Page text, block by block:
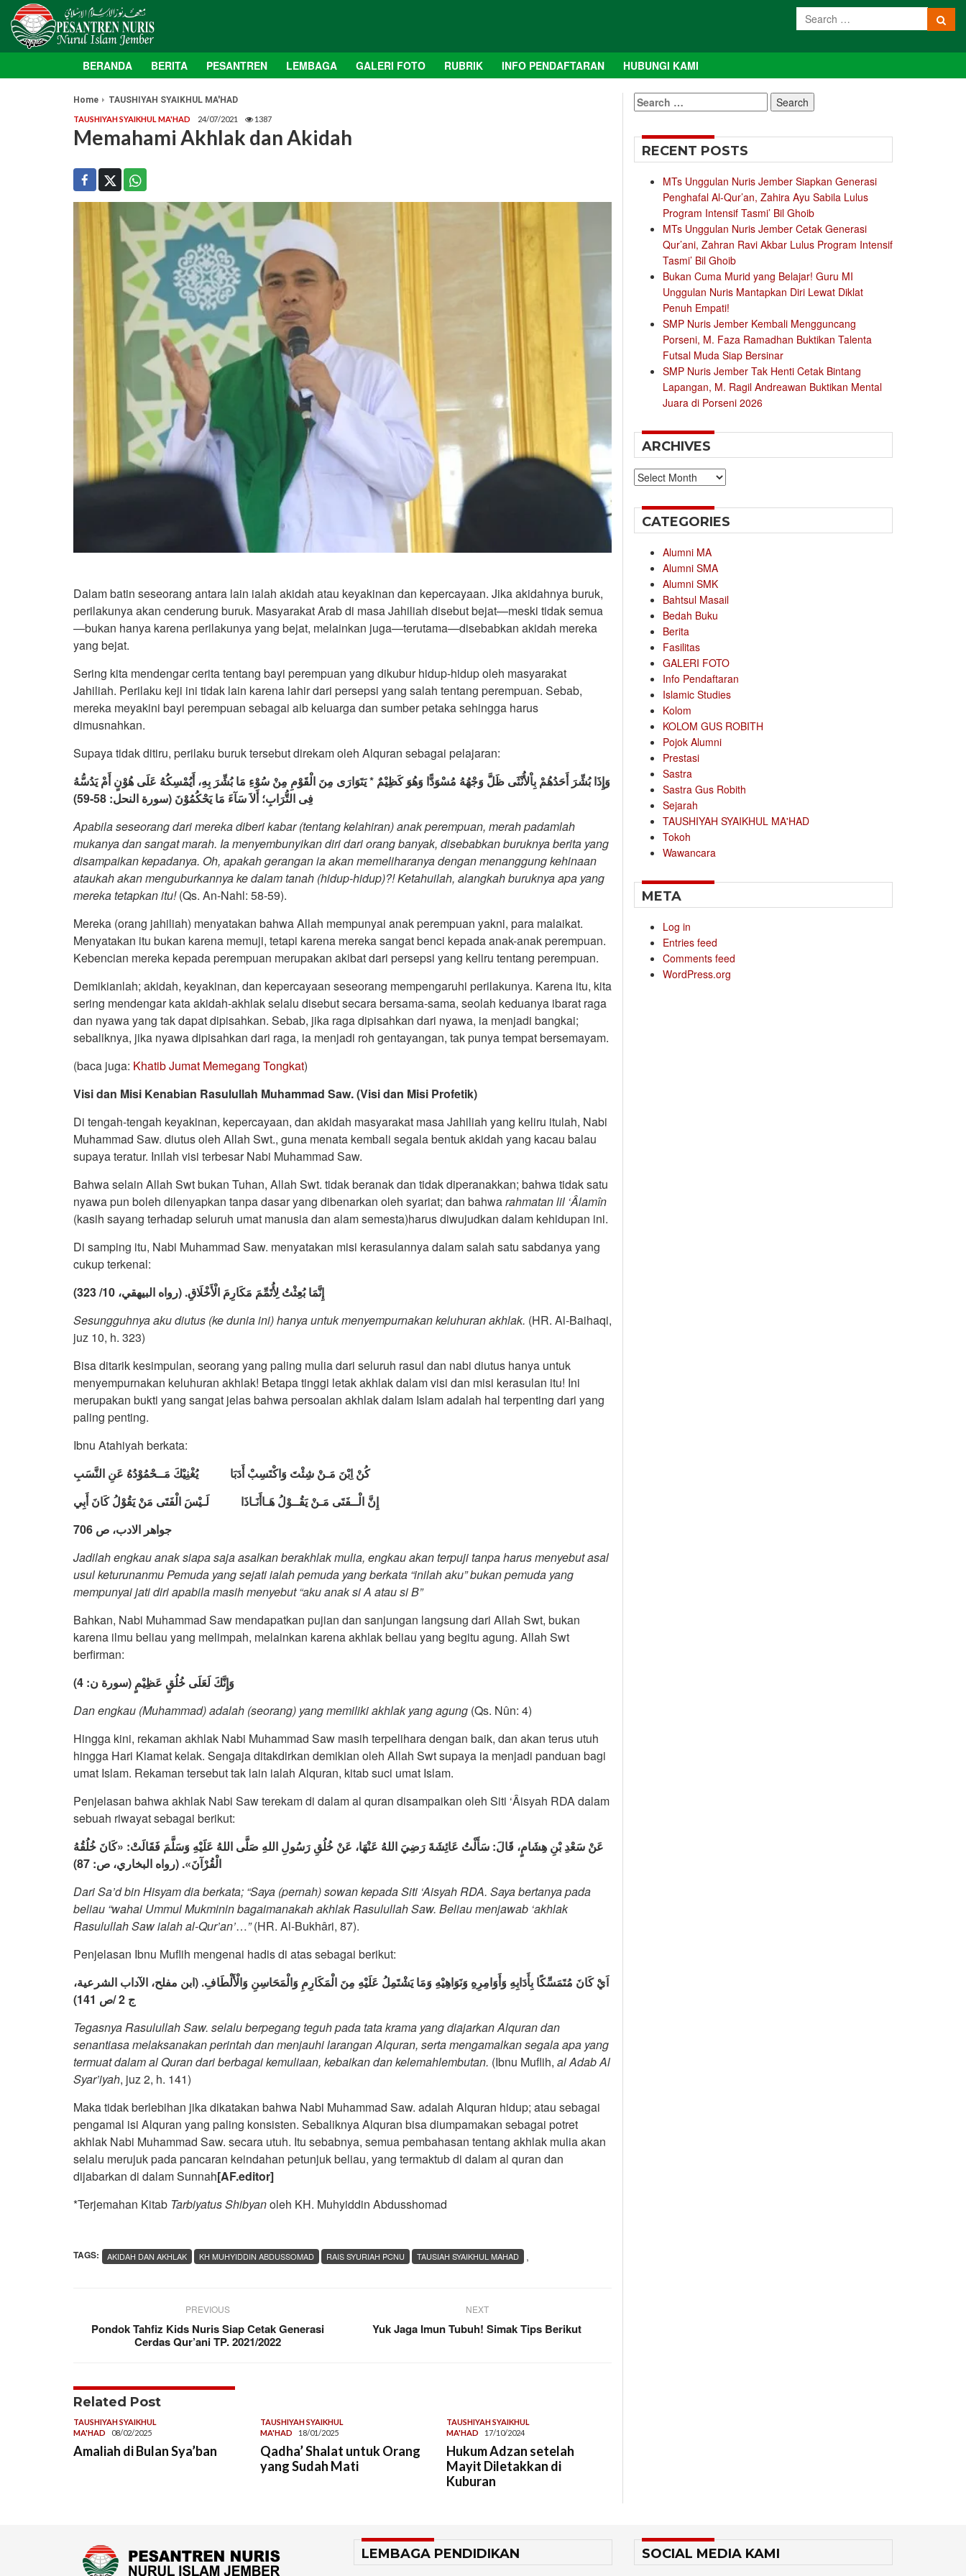
BERANDA BERITA PESANTREN LEMBAGA GALERI FOTO RUBRIK INFO PENDAFTARAN HUBUNGI KAMI
Home TAUSHIYAH SYAIKHUL MA'HAD
TAUSHIYAH SYAIKHUL MA'HAD 24/07/2021 1387
Memahami Akhlak dan Akidah
Dalam batin seseorang antara lain ialah akidah atau keyakinan dan kepercayaan. Jika akidahnya buruk,
perilakunya akan cenderung buruk. Masyarakat Arab di masa Jahiliah disebut bejat—meski tidak semua
—bukan hanya karena perilakunya yang bejat, melainkan juga—terutama—disebabkan akidah mereka
yang bejat.
Sering kita mendengar cerita tentang bayi perempuan yang dikubur hidup-hidup oleh masyarakat
Jahiliah. Perilaku keji ini tidak lain karena lahir dari persepsi yang salah tentang perempuan. Sebab,
mereka meyakini bayi perempuan sebagai aib keluarga dan sumber petaka sehingga harus
dimusnahkan.
Supaya tidak ditiru, perilaku buruk tersebut direkam oleh Alquran sebagai pelajaran:
وَإِذَا بُشِّرَ أَحَدُهُمْ بِاْلأُنْثَى ظَلَّ وَجْهُهُ مُسْوَدًّا وَهُوَ كَظِيْمٌ * يَتَوَارَى مِنَ الْقَوْمِ مِنْ سُوْءِ مَا بُشِّرَ بِهِ، أَيُمْسِكُهُ عَلَى هُوْنٍ أَمْ يَدُسُّهُ
فِى التُّرَابِ؛ أَلاَ سَآءَ مَا يَحْكُمُوْنَ (سورة النحل: 58-59)
Apabila seseorang dari mereka diberi kabar (tentang kelahiran)anak perempuan, merah padamlah
mukanya dan sangat marah. Ia menyembunyikan diri dari orang banyak, disebabkan buruknya berita yang
disampaikan kepadanya. Oh, apakah gerangan ia akan memeliharanya dengan menanggung kehinaan
ataukah akan menguburkannya ke dalam tanah (hidup-hidup)?! Ketahuilah, alangkah buruknya apa yang
mereka tetapkan itu!(Qs. An-Nahl: 58-59).
Mereka (orang jahiliah) menyatakan bahwa Allah mempunyai anak perempuan yakni, para malaikat.
Menyatakan itu bukan karena memuji, tetapi karena mereka sangat benci kepada anak-anak perempuan.
Kebencian mereka kepada perempuan merupakan akibat dari persepsi yang keliru tentang perempuan.
Demikianlah; akidah, keyakinan, dan kepercayaan seseorang mempengaruhi perilakunya. Karena itu, kita
sering mendengar kata akidah-akhlak selalu disebut secara bersama-sama, seolah keduanya ibarat raga
dan nyawa yang tak dapat dipisahkan. Sebab, jika raga dipisahkan dari nyawa, ia menjadi bangkai;
sebaliknya, jika nyawa dipisahkan dari raga, ia menjadi roh gentayangan, tak punya tempat bersemayam.
(baca juga: Khatib Jumat Memegang Tongkat)
Visi dan Misi Kenabian Rasulullah Muhammad Saw. (Visi dan Misi Profetik)
Di tengah-tengah keyakinan, kepercayaan, dan akidah masyarakat masa Jahiliah yang keliru itulah, Nabi
Muhammad Saw. diutus oleh Allah Swt., guna menata kembali segala bentuk akidah yang kacau balau
supaya teratur. Inilah visi terbesar Nabi Muhammad Saw.
Bahwa selain Allah Swt bukan Tuhan, Allah Swt. tidak beranak dan tidak diperanakkan; bahwa tidak satu
nyawa pun boleh dilenyapkan tanpa dasar yang dibenarkan oleh syariat; dan bahwarahmatan lil ‘Âlamîn
(kasih sayang terhadap seluruh umat manusia dan alam semesta)harus diwujudkan dalam kehidupan ini.
Di samping itu, Nabi Muhammad Saw. menyatakan misi kerasulannya dalam salah satu sabdanya yang
cukup terkenal:
إِنَّمَا بُعِثْتُ لِأُتَمِّمَ مَكَارِمَ الْأَخْلَاقِ. (رواه البيهقي، 10/ 323)
Sesungguhnya aku diutus (ke dunia ini) hanya untuk menyempurnakankeluhuran akhlak. (HR. Al-Baihaqi,
juz 10, h. 323)
Bisa ditarik kesimpulan, seorang yang paling mulia dari seluruh rasul dan nabi diutus hanya untuk
menyempurnakan keluhuran akhlak! Betapa tinggi letak akhlak dalam visi dan misi kerasulan itu! Ini
merupakan bukti yang sangat jelas bahwa persoalan akhlak dalam Islam adalah hal terpenting dari yang
paling penting.
Ibnu Atahiyah berkata:
كُنْ اِبْنَ مَـنْ شِئْتَ وَاكْتَسِبْ أَدَبَا
يُغْنِيْكَ مَــحْمُوْدُهُ عَنِ النَّسَبِ
إِنَّ الْــفَتَى مَـنْ يَقُــوْلُ هَـاأَنَـاذَا
لَـيْسَ الْفَتَى مَنْ يَقُوْلُ كَانَ أَبِي
جواهر الادب، ص 706
Jadilah engkau anak siapa saja asalkan berakhlak mulia, engkauakan terpuji tanpa harus menyebut asal
usul keturunanmu Pemuda yang sejati ialah pemuda yang berkata “inilah aku” bukan pemuda yang
mempunyai jati diri apabila masih menyebut “aku anak si A atau si B”
Bahkan, Nabi Muhammad Saw mendapatkan pujian dan sanjungan langsung dari Allah Swt, bukan
karena ilmu beliau yang melimpah, melainkan karena akhlak beliau yang begitu agung. Allah Swt
berfirman:
وَإِنَّكَ لَعَلَى خُلُقٍ عَظِيْمٍ (سورة ن: 4)
Dan engkau (Muhammad) adalah (seorang) yang memiliki akhlak yang agung (Qs. Nûn: 4)
Hingga kini, rekaman akhlak Nabi Muhammad Saw masih terpelihara dengan baik, dan akan terus utuh
hingga Hari Kiamat kelak. Sengaja ditakdirkan demikian oleh Allah Swt supaya ia menjadi panduan bagi
umat Islam. Rekaman tersebut tak lain ialah Alquran, kitab suci umat Islam.
Penjelasan bahwa akhlak Nabi Saw terekam di dalam al quran disampaikan oleh Siti ‘Âisyah RDA dalam
sebuah riwayat sebagai berikut:
عَنْ سَعْدِ بْنِ هِشَامٍ، قَالَ: سَأَلْتُ عَائِشَةَ رَضِيَ اللهُ عَنْهَا، عَنْ خُلُقِ رَسُولِ اللهِ صَلَّى اللهُ عَلَيْهِ وَسَلَّمَ فَقَالَتْ: «كَانَ خُلُقُهُ
الْقُرْآنَ». (رواه البخاري، ص: 87)
Dari Sa’d bin Hisyam dia berkata; “Saya (pernah) sowan kepadaSiti ‘Aisyah RDA. Saya bertanya pada
beliau “wahai Ummul Mukminin bagaimanakah akhlak Rasulullah Saw. Beliau menjawab ‘akhlak
Rasulullah Saw ialah al-Qur’an’…”(HR. Al-Bukhâri, 87).
Penjelasan Ibnu Muflih mengenai hadis di atas sebagai berikut:
اَيْ كَانَ مُتَمَسِّكًا بِأَدَابِهِ وَأَوَامِرِهِ وَنَوَاهِيْهِ وَمَا يَشْتَمِلُ عَلَيْهِ مِنَ الْمَكَارِمِ وَالْمَحَاسِنِ وَالْأَلْطَافِ. (ابن مفلح، الآداب الشرعية،
ج 2 /ص 141)
Tegasnya Rasulullah Saw. selalu berpegang teguh pada tata krama yang diajarkan Alquran dan
senantiasa melaksanakan perintah dan menjauhi larangan Alquran, serta mengamalkan segala apa yang
termuat dalam al Quran dari berbagai kemuliaan, kebaikan dan kelemahlembutan. (Ibnu Muflih, al Adab Al
Syar’iyah, juz 2, h. 141)
Maka tidak berlebihan jika dikatakan bahwa Nabi Muhammad Saw. adalah Alquran hidup; atau sebagai
pengamal isi Alquran yang paling konsisten. Sebaliknya Alquran bisa diumpamakan sebagai potret
akhlak Nabi Muhammad Saw. secara utuh. Itu sebabnya, semua pembahasan tentang akhlak mulia akan
selalu merujuk pada pancaran keindahan petunjuk beliau, yang termaktub di dalam al quran dan
dijabarkan di dalam Sunnah[AF.editor]
*Terjemahan Kitab Tarbiyatus Shibyanoleh KH. Muhyiddin Abdusshomad
TAGS: ,
AKIDAH DAN AKHLAK KH MUHYIDDIN ABDUSSOMAD RAIS SYURIAH PCNU TAUSIAH SYAIKHUL MAHAD
PREVIOUS
Pondok Tahfiz Kids Nuris Siap Cetak Generasi
Cerdas Qur’ani TP. 2021/2022
NEXT
Yuk Jaga Imun Tubuh! Simak Tips Berikut
Related Post
TAUSHIYAH SYAIKHUL
MA'HAD
08/02/2025
Amaliah di Bulan Sya’ban
TAUSHIYAH SYAIKHUL
MA'HAD
18/01/2025
Qadha’ Shalat untuk Orang
yang Sudah Mati
TAUSHIYAH SYAIKHUL
MA'HAD
17/10/2024
Hukum Adzan setelah
Mayit Diletakkan di
Kuburan
Search
for:
RECENT POSTS
MTs Unggulan Nuris Jember Siapkan Generasi
Penghafal Al-Qur’an, Zahira Ayu Sabila Lulus
Program Intensif Tasmi’ Bil Ghoib
MTs Unggulan Nuris Jember Cetak Generasi
Qur’ani, Zahran Ravi Akbar Lulus Program Intensif
Tasmi’ Bil Ghoib
Bukan Cuma Murid yang Belajar! Guru MI
Unggulan Nuris Mantapkan Diri Lewat Diklat
Penuh Empati!
SMP Nuris Jember Kembali Mengguncang
Porseni, M. Faza Ramadhan Buktikan Talenta
Futsal Muda Siap Bersinar
SMP Nuris Jember Tak Henti Cetak Bintang
Lapangan, M. Ragil Andreawan Buktikan Mental
Juara di Porseni 2026
ARCHIVES
Archives
CATEGORIES
Alumni MA
Alumni SMA
Alumni SMK
Bahtsul Masail
Bedah Buku
Berita
Fasilitas
GALERI FOTO
Info Pendaftaran
Islamic Studies
Kolom
KOLOM GUS ROBITH
Pojok Alumni
Prestasi
Sastra
Sastra Gus Robith
Sejarah
TAUSHIYAH SYAIKHUL MA'HAD
Tokoh
Wawancara
META
Log in
Entries feed
Comments feed
WordPress.org
LEMBAGA PENDIDIKAN SOCIAL MEDIA KAMI